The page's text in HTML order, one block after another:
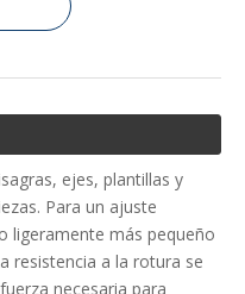
ejes, plantillas y
Para un ajuste
ligeramente más pequeño
resistencia a la rotura se
necesaria para